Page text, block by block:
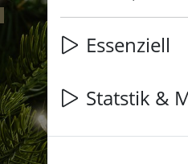
Essenziell
Statstik &